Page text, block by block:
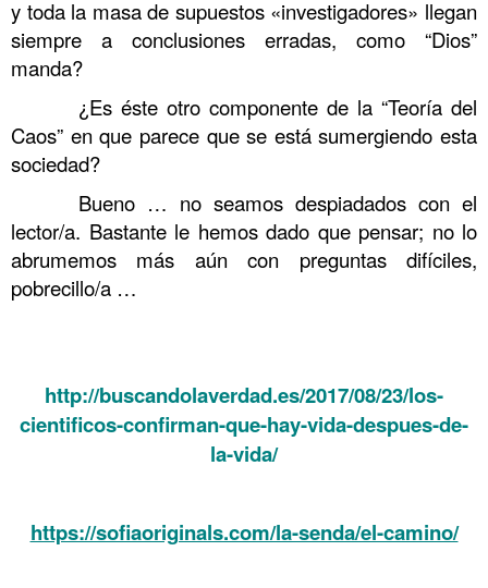
y toda la masa de supuestos «investigadores» llegan
siempre a conclusiones erradas, como “Dios”
manda?
¿Es éste otro componente de la “Teoría del
Caos” en que parece que se está sumergiendo esta
sociedad?
Bueno … no seamos despiadados con el
lector/a. Bastante le hemos dado que pensar; no lo
abrumemos más aún con preguntas difíciles,
pobrecillo/a …
http://buscandolaverdad.es/2017/08/23/los-
cientificos-confirman-que-hay-vida-despues-de-
la-vida/
https://sofiaoriginals.com/la-senda/el-camino/